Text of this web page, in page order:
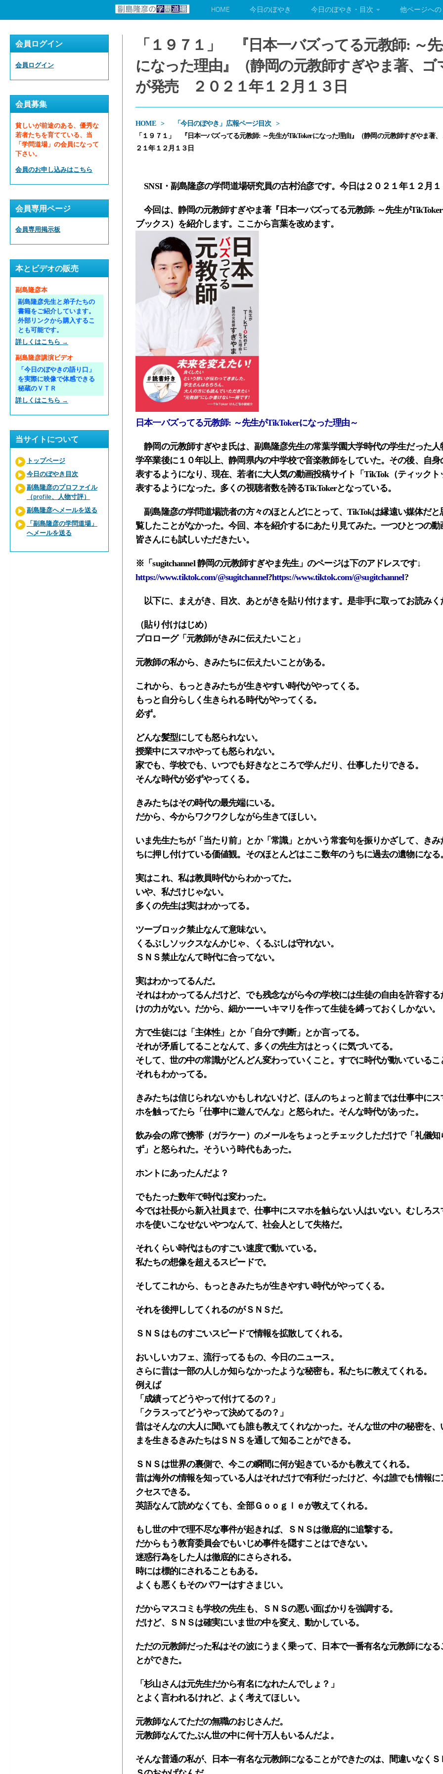
HOME 今日のぼやき 今日のぼやき・目次 他ページへ
「１９７１」 『日本一バズってる元教師: ～
になった理由』（静岡の元教師すぎやま著、ゴ
が発売 ２０２１年１２月１３日
HOME
「今日のぼやき」広報ページ目次
「１９７１」 『日本一バズってる元教師: ～先生がTikTokerになった理由』（静岡の元教師すぎやま著
２１年１２月１３日
SNSI・副島隆彦の学問道場研究員の古村治彦です。今日は２０２１年１２月
今回は、静岡の元教師すぎやま著『日本一バズってる元教師: ～先生が
ブックス）を紹介します。ここから言葉を改めます。
日本一バズってる元教師: ～先生がTikTokerになった理由～
静岡の元教師すぎやま氏は、副島隆彦先生の常葉学園大学時代の学生だった人
学卒業後に１０年以上、静岡県内の中学校で音楽教師をしていた。その後、自身
表するようになり、現在、若者に大人気の動画投稿サイト「TikTok（ティック
表するようになった。多くの視聴者数を誇るTikTokerとなっている。
副島隆彦の学問道場読者の方々のほとんどにとって、TikTokは縁遠い媒体だと
覧したことがなかった。今回、本を紹介するにあたり見てみた。一つひとつの
皆さんにも試しいただきたい。
※「sugitchannel 静岡の元教師すぎやま先生」のページは下のアドレスです↓
https://www.tiktok.com/@sugitchannel?https://www.tiktok.com/@sugitchannel?
以下に、まえがき、目次、あとがきを貼り付けます。是非手に取ってお読みく
（貼り付けはじめ）
プロローグ「元教師がきみに伝えたいこと」
元教師の私から、きみたちに伝えたいことがある。
これから、もっときみたちが生きやすい時代がやってくる。
もっと自分らしく生きられる時代がやってくる。
必ず。
どんな髪型にしても怒られない。
授業中にスマホやっても怒られない。
家でも、学校でも、いつでも好きなところで学んだり、仕事したりできる。
そんな時代が必ずやってくる。
きみたちはその時代の最先端にいる。
だから、今からワクワクしながら生きてほしい。
いま先生たちが「当たり前」とか「常識」とかいう常套句を振りかざして、きみ
ちに押し付けている価値観。そのほとんどはここ数年のうちに過去の遺物になる
実はこれ、私は教員時代からわかってた。
いや、私だけじゃない。
多くの先生は実はわかってる。
ツーブロック禁止なんて意味ない。
くるぶしソックスなんかじゃ、くるぶしは守れない。
ＳＮＳ禁止なんて時代に合ってない。
実はわかってるんだ。
それはわかってるんだけど、でも残念ながら今の学校には生徒の自由を許容する
けの力がない。だから、細かーーいキマリを作って生徒を縛っておくしかない。
方で生徒には「主体性」とか「自分で判断」とか言ってる。
それが矛盾してることなんて、多くの先生方はとっくに気づいてる。
そして、世の中の常識がどんどん変わっていくこと。すでに時代が動いているこ
それもわかってる。
きみたちは信じられないかもしれないけど、ほんのちょっと前までは仕事中にス
ホを触ってたら「仕事中に遊んでんな」と怒られた。そんな時代があった。
飲み会の席で携帯（ガラケー）のメールをちょっとチェックしただけで「礼儀知
ず」と怒られた。そういう時代もあった。
ホントにあったんだよ？
でもたった数年で時代は変わった。
今では社長から新入社員まで、仕事中にスマホを触らない人はいない。むしろス
ホを使いこなせないやつなんて、社会人として失格だ。
それくらい時代はものすごい速度で動いている。
私たちの想像を超えるスピードで。
そしてこれから、もっときみたちが生きやすい時代がやってくる。
それを後押ししてくれるのがＳＮＳだ。
ＳＮＳはものすごいスピードで情報を拡散してくれる。
おいしいカフェ、流行ってるもの、今日のニュース。
さらに昔は一部の人しか知らなかったような秘密も。私たちに教えてくれる。
例えば
「成績ってどうやって付けてるの？」
「クラスってどうやって決めてるの？」
昔はそんなの大人に聞いても誰も教えてくれなかった。そんな世の中の秘密を、
まを生きるきみたちはＳＮＳを通して知ることができる。
ＳＮＳは世界の裏側で、今この瞬間に何が起きているかも教えてくれる。
昔は海外の情報を知っている人はそれだけで有利だったけど、今は誰でも情報に
クセスできる。
英語なんて読めなくても、全部Ｇｏｏｇｌｅが教えてくれる。
もし世の中で理不尽な事件が起きれば、ＳＮＳは徹底的に追撃する。
だからもう教育委員会でもいじめ事件を隠すことはできない。
迷惑行為をした人は徹底的にさらされる。
時には標的にされることもある。
よくも悪くもそのパワーはすさまじい。
だからマスコミも学校の先生も、ＳＮＳの悪い面ばかりを強調する。
だけど、ＳＮＳは確実にいま世の中を変え、動かしている。
ただの元教師だった私はその波にうまく乗って、日本で一番有名な元教師になる
とができた。
「杉山さんは元先生だから有名になれたんでしょ？」
とよく言われるけれど、よく考えてほしい。
元教師なんてただの無職のおじさんだ。
元教師なんてたぶん世の中に何十万人もいるんだよ。
そんな普通の私が、日本一有名な元教師になることができたのは、間違いなくＳ
会員ログイン
会員ログイン
会員募集
貧しいが前途のある、優秀な
若者たちを育てている、当
「学問道場」の会員になって
下さい。
会員のお申し込みはこちら
会員専用ページ
会員専用掲示板
本とビデオの販売
副島隆彦本
副島隆彦先生と弟子たちの
書籍をご紹介しています。
外部リンクから購入するこ
とも可能です。
詳しくはこちら →
副島隆彦講演ビデオ
「今日のぼやきの語り口」
を実際に映像で体感できる
秘蔵のＶＴＲ
詳しくはこちら →
当サイトについて
トップページ
今日のぼやき目次
副島隆彦のプロファイル
（profile、人物寸評）
副島隆彦へメールを送る
「副島隆彦の学問道場」
へメールを送る